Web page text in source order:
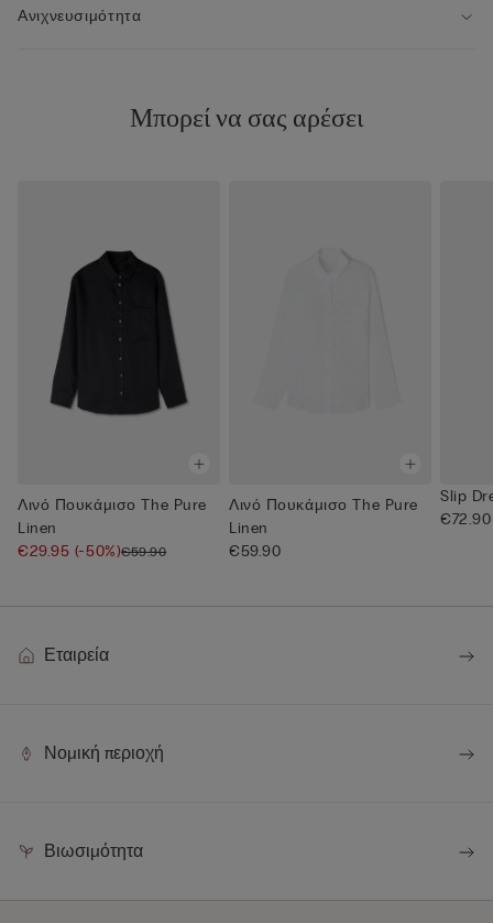
Ανιχνευσιμότητα
Μπορεί να σας αρέσει
Λινό Πουκάμισο The Pure
Linen
€29.95 (-50%)€59.90
Λινό Πουκάμισο The Pure
Linen
€59.90
Slip
€72.90
Εταιρεία
Νομική περιοχή
Βιωσιμότητα